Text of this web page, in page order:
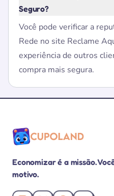
Seguro?
Você pode verificar a
Rede no site Reclame
experiência de outros
compra mais segura.
Economizar é a missão.
motivo.